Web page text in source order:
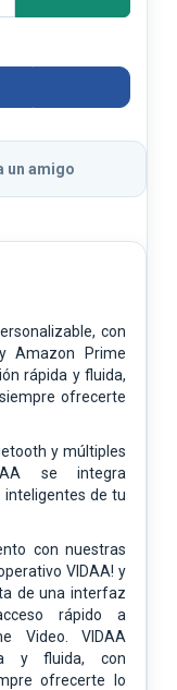
un amigo
con
Amazon Prime
rápida y fluida,
ofrecerte
y múltiples
se integra
de tu
con nuestras
VIDAA! y
de una interfaz
rápido a
Video. VIDAA
y fluida, con
ofrecerte lo